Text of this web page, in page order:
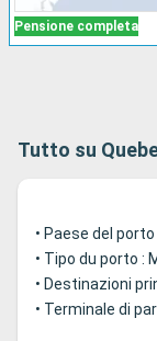
Pensione completa
Tutto su
• Paese del
• Tipo du porto :
• Destinazioni
• Terminale di